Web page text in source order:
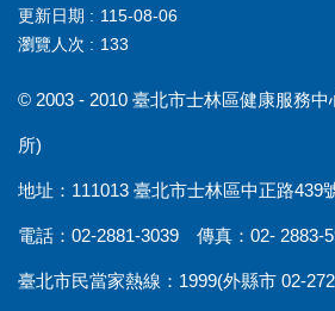
更新日期
115-08-06
瀏覽人次
133
© 2003 - 2010 臺北市士林區健康服務
所)
地址：111013 臺北市士林區中正路439
電話：02-2881-3039 傳真：02- 2883-
臺北市民當家熱線：1999(外縣市 02-